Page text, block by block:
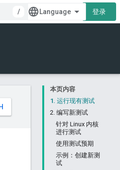
/
登录
本页内容
1. 运行现有测试
2. 编写新测试
针对 Linux 内核
进行测试
使用测试预期
示例：创建新测
试